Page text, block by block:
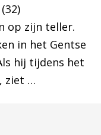
op zijn teller.
in het Gentse
hij tijdens het
ziet …